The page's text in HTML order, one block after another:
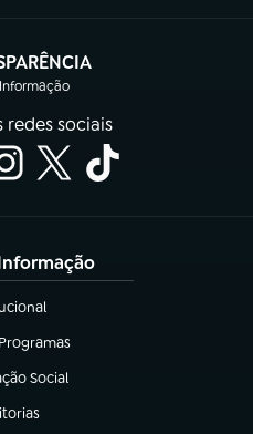
(abre em nova aba)
redes sociais
nova aba)
aba)
Social
nova aba)
em nova aba)